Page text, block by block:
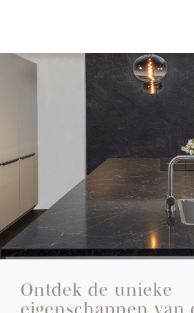
Ontdek de unieke
eigenschappen van